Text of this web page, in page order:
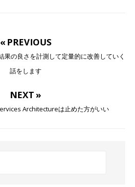
« PREVIOUS
の良さを計測して定量的に改善していく
話をします
NEXT »
Architectureは止めた方がいい